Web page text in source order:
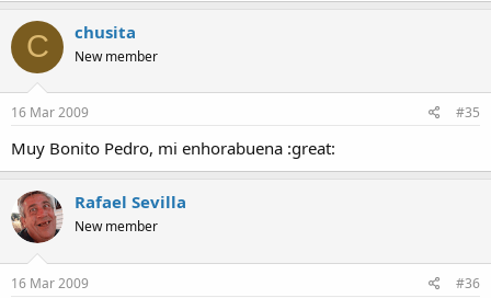
C chusita
New member
16 Mar 2009 #35
Muy Bonito Pedro, mi enhorabuena :great:
Rafael Sevilla
New member
16 Mar 2009 #36